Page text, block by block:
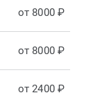
от 8000 ₽
от 8000 ₽
от 2400 ₽